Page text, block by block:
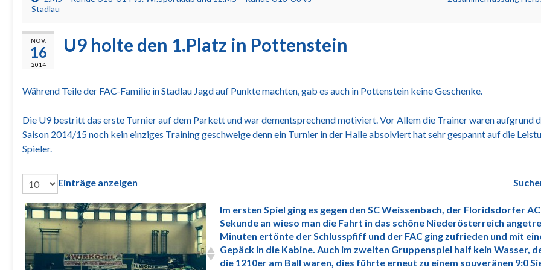
Stadlau
NOV.
16
2014
U9 holte den 1.Platz in Pottenstein
Während Teile der FAC-Familie in Stadlau Jagd auf Punkte machten, gab es auch in Pottenstein keine Geschenke.
Die U9 bestritt das erste Turnier auf dem Parkett und war dementsprechend motiviert. Vor Allem die Trainer waren aufgrund
Saison 2014/15 noch kein einziges Training geschweige denn ein Turnier in der Halle absolviert hat sehr gespannt auf die
Spieler.
Einträge anzeigen
Im ersten Spiel ging es gegen den SC Weissenbach, der Floridsdorfer
Sekunde an wieso man die Fahrt in das schöne Niederösterreich
Minuten ertönte der Schlusspfiff und der FAC ging zufrieden und mit
Gepäck in die Kabine. Auch im zweiten Gruppenspiel half kein Wasser,
die 1210er am Ball waren, dies führte erneut zu einem souveränen 9:0